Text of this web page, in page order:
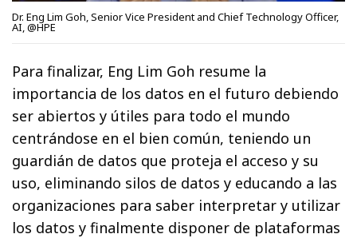
Dr. Eng Lim Goh, Senior Vice President and Chief Technology Officer,
AI, @HPE
Para finalizar, Eng Lim Goh resume la
importancia de los datos en el futuro debiendo
ser abiertos y útiles para todo el mundo
centrándose en el bien común, teniendo un
guardián de datos que proteja el acceso y su
uso, eliminando silos de datos y educando a las
organizaciones para saber interpretar y utilizar
los datos y finalmente disponer de plataformas